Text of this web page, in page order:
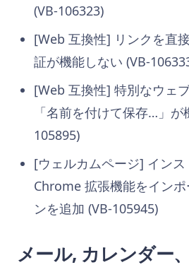
(VB-106323)
[Web 互換性] リンクを直
証が機能しない (VB-
[Web 互換性] 特別なウェ
「名前を付けて保存…」が
105895)
[ウェルカムページ] インス
Chrome 拡張機能をイン
ンを追加 (VB-105945)
メール, カレンダー